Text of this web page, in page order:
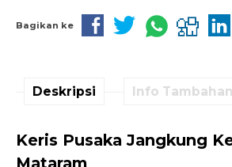
Bagikan ke
Deskripsi Info Tambahan
Keris Pusaka Jangkung
Mataram